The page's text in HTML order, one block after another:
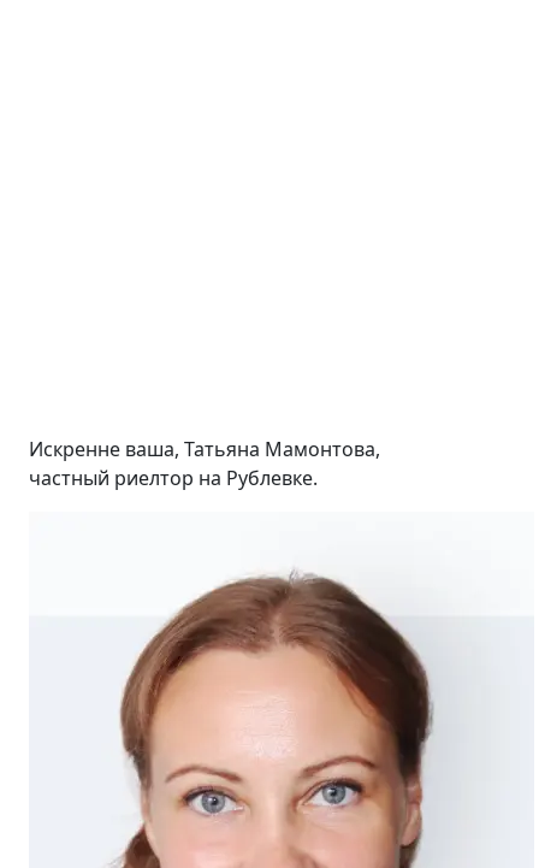
Искренне ваша, Татьяна Мамонтова,
частный риелтор на Рублевке.